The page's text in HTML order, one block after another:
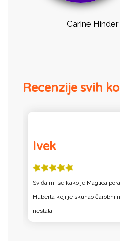
Carine Hinder |
Recenzije svih
Ivek
Sviđa mi se kako je Maglica
Huberta koji je skuhao čarobni
nestala.